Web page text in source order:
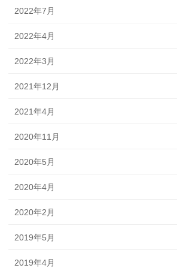
2022年7月
2022年4月
2022年3月
2021年12月
2021年4月
2020年11月
2020年5月
2020年4月
2020年2月
2019年5月
2019年4月